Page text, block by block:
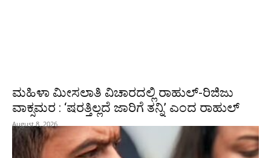
ಮಹಿಳಾ ಮೀಸಲಾತಿ ವಿಚಾರದಲ್ಲಿ ರಾಹುಲ್‌-ರಿಜಿಜು
ವಾಕ್ಸಮರ : ‘ಷರತ್ತಿಲ್ಲದೆ ಜಾರಿಗೆ ತನ್ನಿ’ ಎಂದ ರಾಹುಲ್‌
August 8, 2026